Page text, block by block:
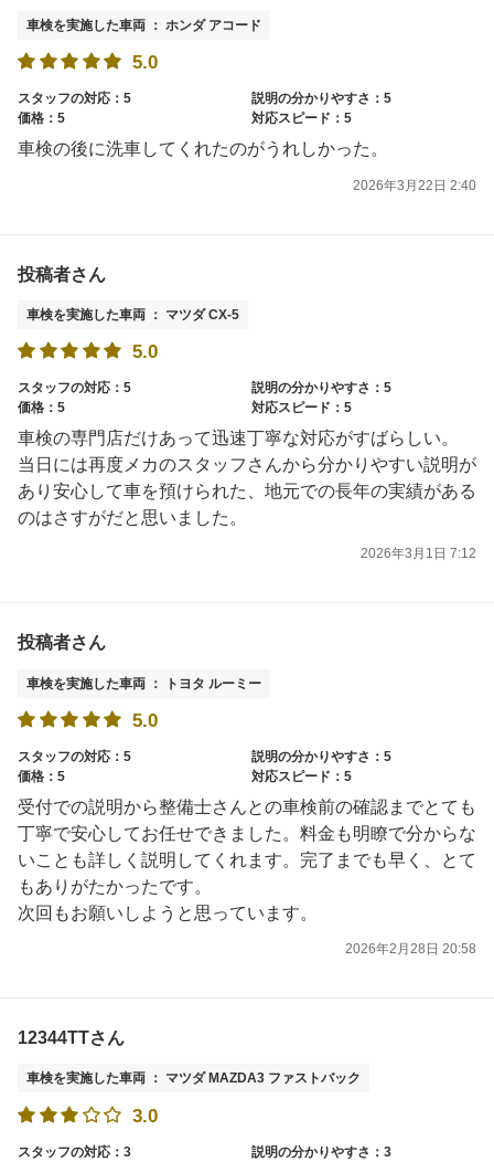
車検を実施した車両 ： ホンダ アコード
5.0
スタッフの対応：5
説明の分かりやすさ：5
価格：5
対応スピード：5
車検の後に洗車してくれたのがうれしかった。
2026年3月22日 2:40
投稿者さん
車検を実施した車両 ： マツダ CX-5
5.0
スタッフの対応：5
説明の分かりやすさ：5
価格：5
対応スピード：5
車検の専門店だけあって迅速丁寧な対応がすばらしい。
当日には再度メカのスタッフさんから分かりやすい説明が
あり安心して車を預けられた、地元での長年の実績がある
のはさすがだと思いました。
2026年3月1日 7:12
投稿者さん
車検を実施した車両 ： トヨタ ルーミー
5.0
スタッフの対応：5
説明の分かりやすさ：5
価格：5
対応スピード：5
受付での説明から整備士さんとの車検前の確認までとても
丁寧で安心してお任せできました。料金も明瞭で分からな
いことも詳しく説明してくれます。完了までも早く、とて
もありがたかったです。
次回もお願いしようと思っています。
2026年2月28日 20:58
12344TTさん
車検を実施した車両 ： マツダ MAZDA3 ファストバック
3.0
スタッフの対応：3 説明の分かりやすさ：3